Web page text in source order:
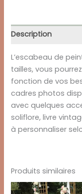
L
Description
L’escabeau de
tailles, vous
fonction de vos
cadres photos
avec quelques
soliflore, livre
à personnaliser
Produits similaires